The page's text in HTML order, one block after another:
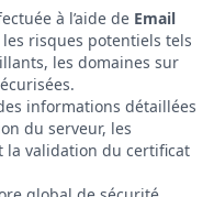
à l’aide de Email
risques potentiels tels
les domaines sur
informations détaillées
du serveur, les
la validation du certificat